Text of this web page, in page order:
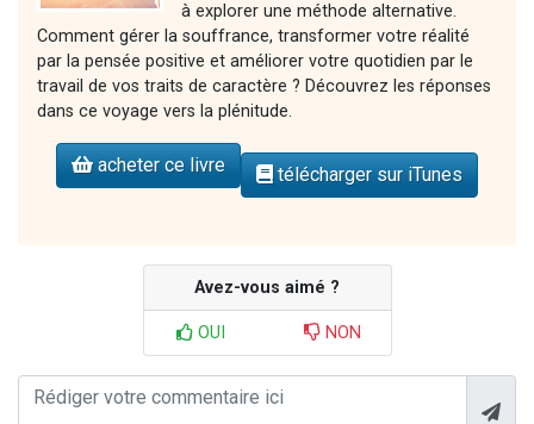
à explorer une méthode alternative.
Comment gérer la souffrance, transformer votre réalité
par la pensée positive et améliorer votre quotidien par le
travail de vos traits de caractère ? Découvrez les réponses
dans ce voyage vers la plénitude.
acheter ce livre télécharger sur iTunes
Avez-vous aimé ?
OUI NON